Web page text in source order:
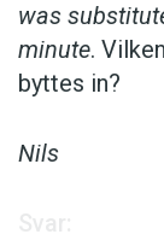
Språkfrågor
Skrivtips
Kviss
was
minute.
byttes in?
Nils